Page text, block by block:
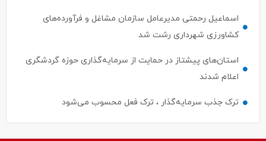
اسماعیل رحمتی مدیرعامل سازمان مشاغل و فرآورده‌های
کشاورزی شهرداری رشت شد
استان‌های پیشتاز در حمایت از سرمایه‌گذاری حوزه گردشگری
اعلام شدند
ترک جذب سرمایه‌گذار ، ترک فعل محسوب می‌شود